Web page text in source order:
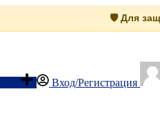
🛡️ Для
Вход/Регистрация